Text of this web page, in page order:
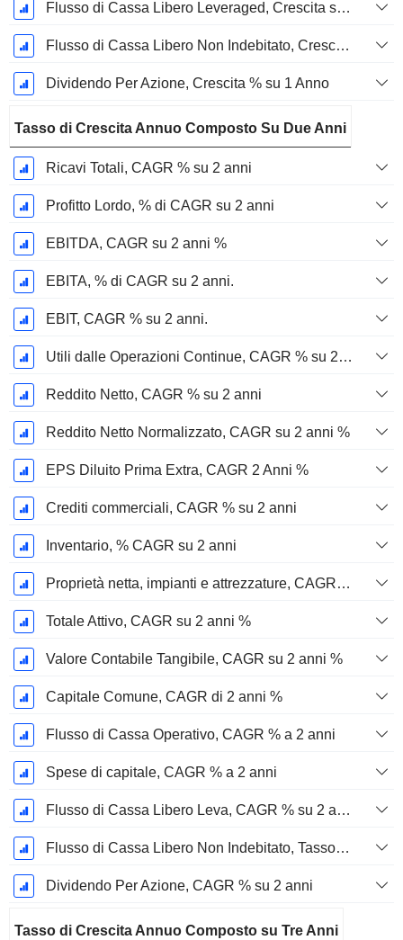
Flusso di Cassa Libero Leveraged, Crescita su 1 Anno %
Flusso di Cassa Libero Non Indebitato, Crescita su 1 Anno %
Dividendo Per Azione, Crescita % su 1 Anno
Tasso di Crescita Annuo Composto Su Due Anni
Ricavi Totali, CAGR % su 2 anni
Profitto Lordo, % di CAGR su 2 anni
EBITDA, CAGR su 2 anni %
EBITA, % di CAGR su 2 anni.
EBIT, CAGR % su 2 anni.
Utili dalle Operazioni Continue, CAGR % su 2 anni
Reddito Netto, CAGR % su 2 anni
Reddito Netto Normalizzato, CAGR su 2 anni %
EPS Diluito Prima Extra, CAGR 2 Anni %
Crediti commerciali, CAGR % su 2 anni
Inventario, % CAGR su 2 anni
Proprietà netta, impianti e attrezzature, CAGR su 2 anni %
Totale Attivo, CAGR su 2 anni %
Valore Contabile Tangibile, CAGR su 2 anni %
Capitale Comune, CAGR di 2 anni %
Flusso di Cassa Operativo, CAGR % a 2 anni
Spese di capitale, CAGR % a 2 anni
Flusso di Cassa Libero Leva, CAGR % su 2 anni
Flusso di Cassa Libero Non Indebitato, Tasso di Crescita Annuo Composto su 2 Anni %
Dividendo Per Azione, CAGR % su 2 anni
Tasso di Crescita Annuo Composto su Tre Anni